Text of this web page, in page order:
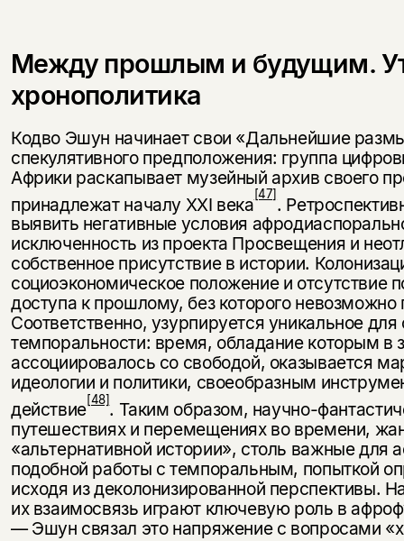
Между прошлым и будущим.
хронополитика
Кодво Эшун начинает свои «Дальнейшие
спекулятивного предположения: группа
Африки раскапывает музейный архив своего
принадлежат началу XXI века[47].
выявить негативные условия
исключенность из проекта Просвещения и
собственное присутствие в истории.
социоэкономическое положение и отсутствие
доступа к прошлому, без которого
Соответственно, узурпируется уникальное
темпоральности: время, обладание которым в
ассоциировалось со свободой, оказывается
идеологии и политики, своеобразным
действие[48]. Таким образом, научно-
путешествиях и перемещениях во времени,
«альтернативной истории», столь важные
подобной работы с темпоральным, попыткой
исходя из деколонизированной
их взаимосвязь играют ключевую роль в
— Эшун связал это напряжение с вопросами